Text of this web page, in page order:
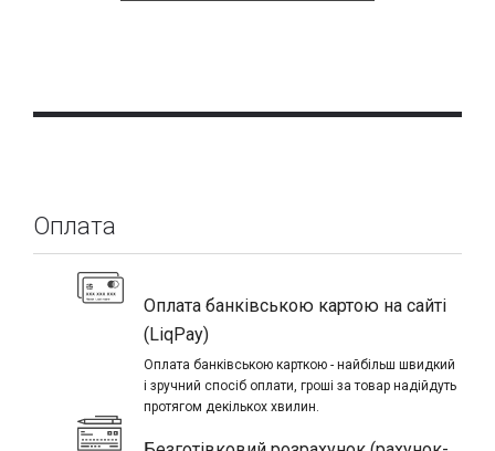
Оплата
Оплата банківською картою на сайті
(LiqPay)
Оплата банківською карткою - найбільш швидкий
і зручний спосіб оплати, гроші за товар надійдуть
протягом декількох хвилин.